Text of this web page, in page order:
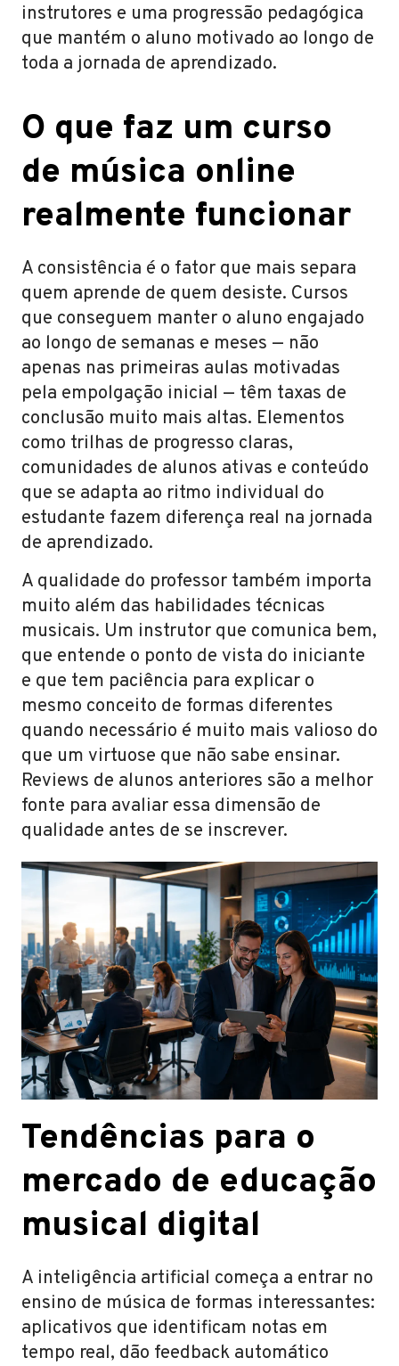
instrutores e uma progressão pedagógica
que mantém o aluno motivado ao longo de
toda a jornada de aprendizado.
O que faz um curso
de música online
realmente funcionar
A consistência é o fator que mais separa
quem aprende de quem desiste. Cursos
que conseguem manter o aluno engajado
ao longo de semanas e meses — não
apenas nas primeiras aulas motivadas
pela empolgação inicial — têm taxas de
conclusão muito mais altas. Elementos
como trilhas de progresso claras,
comunidades de alunos ativas e conteúdo
que se adapta ao ritmo individual do
estudante fazem diferença real na jornada
de aprendizado.
A qualidade do professor também importa
muito além das habilidades técnicas
musicais. Um instrutor que comunica bem,
que entende o ponto de vista do iniciante
e que tem paciência para explicar o
mesmo conceito de formas diferentes
quando necessário é muito mais valioso do
que um virtuose que não sabe ensinar.
Reviews de alunos anteriores são a melhor
fonte para avaliar essa dimensão de
qualidade antes de se inscrever.
Tendências para o
mercado de educação
musical digital
A inteligência artificial começa a entrar no
ensino de música de formas interessantes:
aplicativos que identificam notas em
tempo real, dão feedback automático